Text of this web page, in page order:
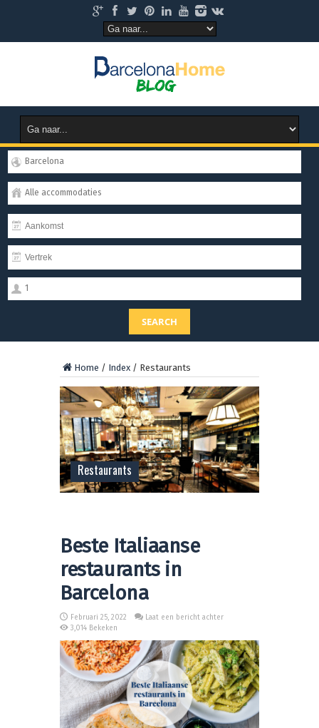
Barcelona
Alle accommodaties
1
SEARCH
Home / Index / Restaurants
Restaurants
Beste Italiaanse
restaurants in
Barcelona
Februari 25, 2022
Laat een bericht achter
3,014 Bekeken